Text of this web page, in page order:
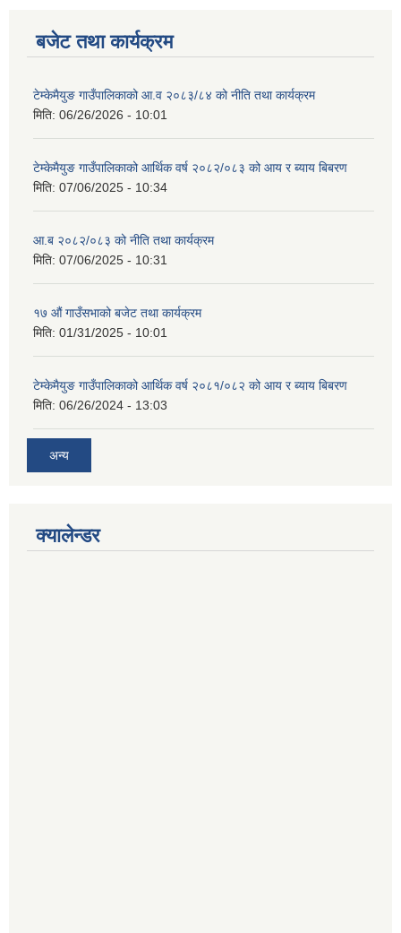
बजेट तथा कार्यक्रम
टेम्केमैयुङ गाउँपालिकाको आ.व २०८३/८४ को नीति तथा कार्यक्रम
मिति: 06/26/2026 - 10:01
टेम्केमैयुङ गाउँपालिकाको आर्थिक वर्ष २०८२/०८३ को आय र ब्याय बिबरण
मिति: 07/06/2025 - 10:34
आ.ब २०८२/०८३ को नीति तथा कार्यक्रम
मिति: 07/06/2025 - 10:31
१७ औं गाउँसभाको बजेट तथा कार्यक्रम
मिति: 01/31/2025 - 10:01
टेम्केमैयुङ गाउँपालिकाको आर्थिक वर्ष २०८१/०८२ को आय र ब्याय बिबरण
मिति: 06/26/2024 - 13:03
अन्य
क्यालेन्डर